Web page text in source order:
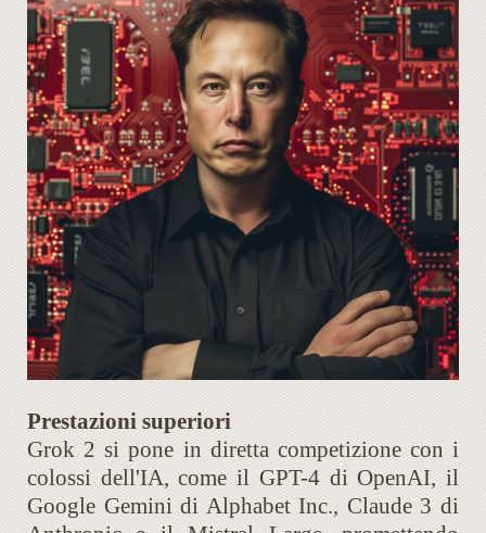
Prestazioni superiori
Grok 2 si pone in diretta competizione con i
colossi dell'IA, come il GPT-4 di OpenAI, il
Google Gemini di Alphabet Inc., Claude 3 di